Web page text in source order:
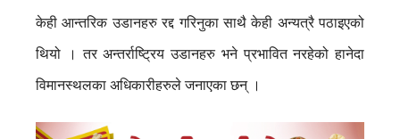
केही आन्तरिक उडानहरु रद्द गरिनुका साथै केही अन्यत्रै पठाइएको
थियो । तर अन्तर्राष्ट्रिय उडानहरु भने प्रभावित नरहेको हानेदा
विमानस्थलका अधिकारीहरुले जनाएका छन् ।